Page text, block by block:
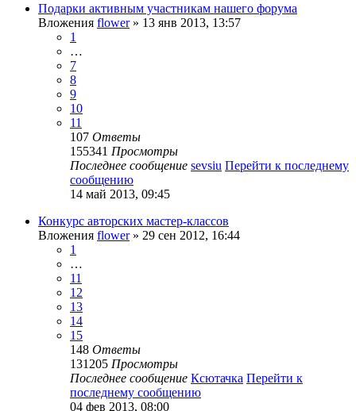
Подарки активным участникам нашего форума
Вложения flower» 13 янв 2013, 13:57
1
…
7
8
9
10
11
107 Ответы
155341 Просмотры
Последнее сообщение sevsiu Перейти к последнему
сообщению
14 май 2013, 09:45
Конкурс авторских мастер-классов
Вложения flower» 29 сен 2012, 16:44
1
…
11
12
13
14
15
148 Ответы
131205 Просмотры
Последнее сообщение Ксютачка Перейти к
последнему сообщению
04 фев 2013, 08:00